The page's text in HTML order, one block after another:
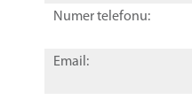
Numer telefonu:
Email: